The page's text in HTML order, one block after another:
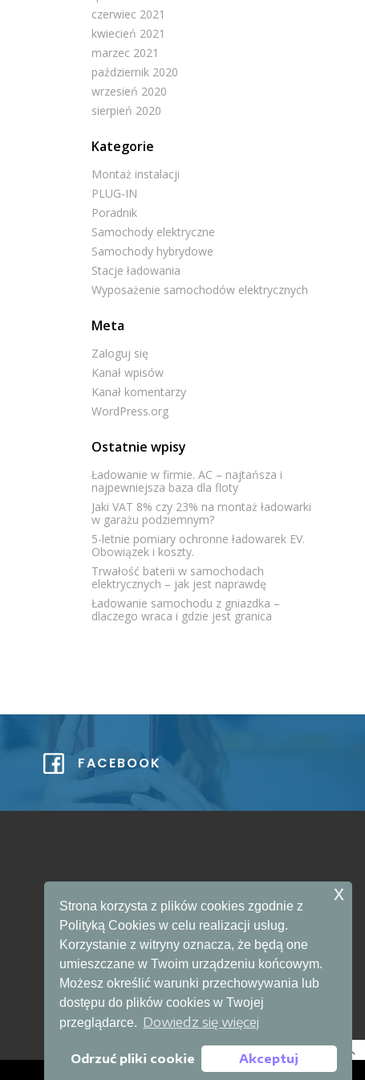
czerwiec 2021
kwiecień 2021
marzec 2021
październik 2020
wrzesień 2020
sierpień 2020
Kategorie
Montaż instalacji
PLUG-IN
Poradnik
Samochody elektryczne
Samochody hybrydowe
Stacje ładowania
Wyposażenie samochodów elektrycznych
Meta
Zaloguj się
Kanał wpisów
Kanał komentarzy
WordPress.org
Ostatnie wpisy
Ładowanie w firmie. AC – najtańsza i
najpewniejsza baza dla floty
Jaki VAT 8% czy 23% na montaż ładowarki
w garażu podziemnym?
5-letnie pomiary ochronne ładowarek EV.
Obowiązek i koszty.
Trwałość baterii w samochodach
elektrycznych – jak jest naprawdę
Ładowanie samochodu z gniazdka –
dlaczego wraca i gdzie jest granica
FACEBOOK
SKLEP
Strona korzysta z plików cookies zgodnie z
Polityką Cookies w celu realizacji usług.
Korzystanie z witryny oznacza, że będą one
umieszczane w Twoim urządzeniu końcowym.
Możesz określić warunki przechowywania lub
dostępu do plików cookies w Twojej
przeglądarce. Dowiedz się więcej
Odrzuć pliki cookie Akceptuj
x